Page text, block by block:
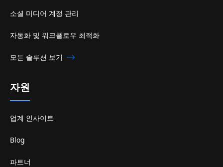
소셜 미디어 계정 관리
자동화 및 워크플로우 최적화
모든 솔루션 보기
자원
업계 인사이트
Blog
파트너